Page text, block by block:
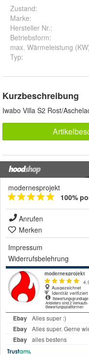
Zustand:
Marke:
Hersteller Nr.:
Betriebsform:
max. Wärmeleistung
Typ:
Kurzbeschreibung
Iwabo Villa S2 Rost/
modernesprojekt
100%
Anrufen
Merken
Impressum
Widerrufsbelehrung